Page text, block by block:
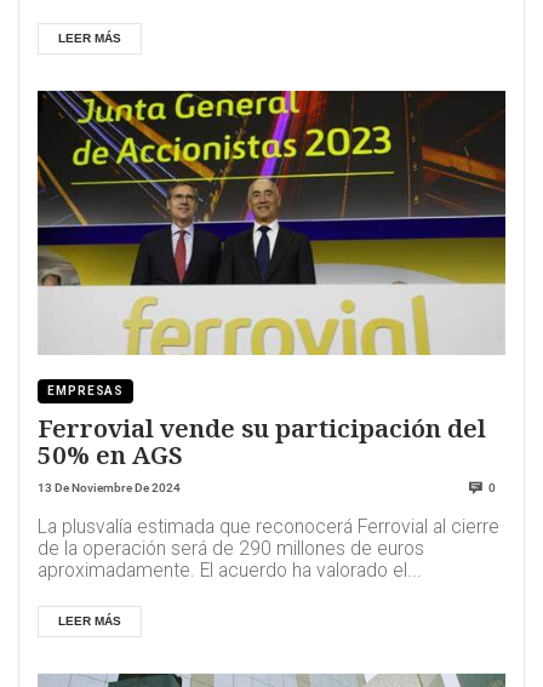
LEER MÁS
EMPRESAS
Ferrovial vende su participación del
50% en AGS
13 De Noviembre De 2024 0
La plusvalía estimada que reconocerá Ferrovial al cierre
de la operación será de 290 millones de euros
aproximadamente. El acuerdo ha valorado el...
LEER MÁS